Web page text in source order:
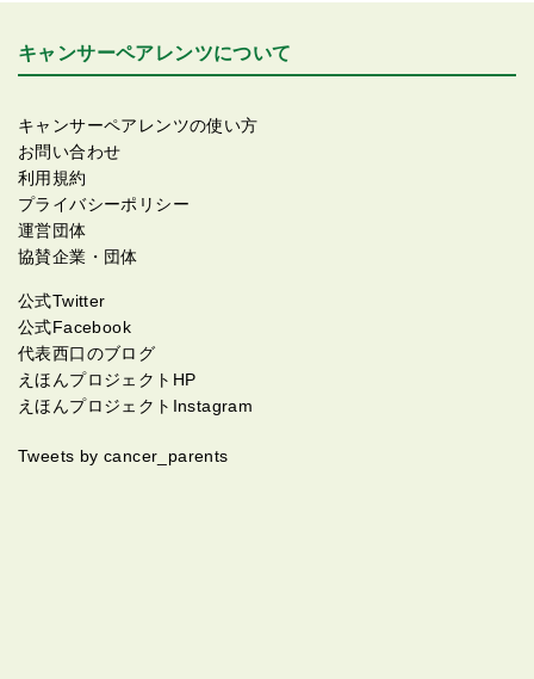
キャンサーペアレンツについて
キャンサーペアレンツの使い方
お問い合わせ
利用規約
プライバシーポリシー
運営団体
協賛企業・団体
公式Twitter
公式Facebook
代表西口のブログ
えほんプロジェクトHP
えほんプロジェクトInstagram
Tweets by cancer_parents